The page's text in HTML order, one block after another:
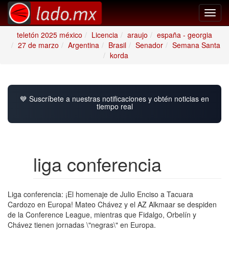
teletón 2025 méxico
Licencia araujo
españa - georgia
27 de marzo
Argentina Brasil Senador
Semana Santa
korda
💙 Suscríbete a nuestras notificaciones y obtén noticias en
tiempo real
liga conferencia
Liga conferencia: ¡El homenaje de Julio Enciso a Tacuara
Cardozo en Europa! Mateo Chávez y el AZ Alkmaar se despiden
de la Conference League, mientras que Fidalgo, Orbelín y
Chávez tienen jornadas \"negras\" en Europa.